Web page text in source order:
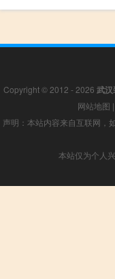
Copyright © 2012 - 2026 武
网站地图 |
声明：本站内容来自互联网，
本站仅为个人